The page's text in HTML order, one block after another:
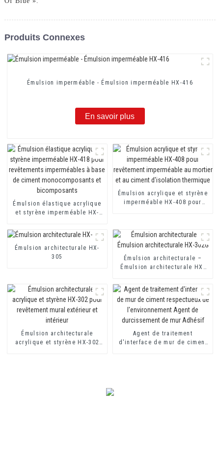
Produits Connexes
Émulsion imperméable - Émulsion imperméable HX-416
En savoir plus
Émulsion élastique acrylique
et styrène imperméable HX-
ciment monocomposants et
bicomposants
Émulsion acrylique et styrène
imperméable HX-408 pour
Émulsion architecturale HX-
305
Émulsion architecturale –
Émulsion architecturale HX-
Émulsion architecturale
acrylique et styrène HX-302
Agent de traitement
d'interface de mur de ciment